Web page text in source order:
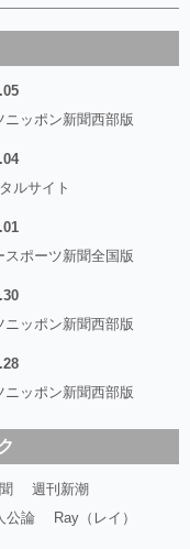
ニッポン新聞西部版
ルサイト
スポーツ新聞全国版
ニッポン新聞西部版
ニッポン新聞西部版
週刊新潮
公論
Ray（レイ）